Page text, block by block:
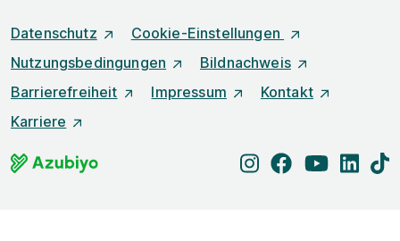
Datenschutz
Cookie-Einstellungen
Nutzungsbedingungen
Bildnachweis
Barrierefreiheit
Impressum
Kontakt
Karriere
instagram
facebookyoutube